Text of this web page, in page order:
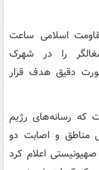
اسلامی ساعت
را در شهرک
دقیق هدف قرار
که رسانه‌های رژیم
مناطق و اصابت دو
اعلام کرد